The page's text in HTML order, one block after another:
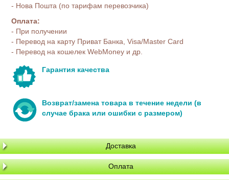
- Нова Пошта (по тарифам перевозчика)
Оплата:
- При получении
- Перевод на карту Приват Банка, Visa/Master Card
- Перевод на кошелек WebMoney и др.
Гарантия качества
Возврат/замена товара в течение недели (в
случае брака или ошибки с размером)
Доставка
Оплата